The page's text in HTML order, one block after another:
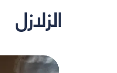
الزلازل